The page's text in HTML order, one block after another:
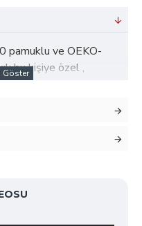
pamuklu ve OEKO-
bu kişiye özel ,
sağlıklı, konforlu
ekleyin;
sunun. İlk anları